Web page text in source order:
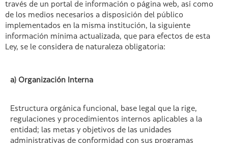
través de un portal de información o página web, así como
de los medios necesarios a disposición del público
implementados en la misma institución, la siguiente
información mínima actualizada, que para efectos de esta
Ley, se le considera de naturaleza obligatoria:
a) Organización Interna
Estructura orgánica funcional, base legal que la rige,
regulaciones y procedimientos internos aplicables a la
entidad; las metas y objetivos de las unidades
administrativas de conformidad con sus programas